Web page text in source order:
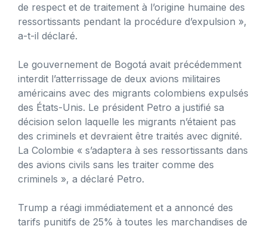
de respect et de traitement à l’origine humaine des
ressortissants pendant la procédure d’expulsion »,
a-t-il déclaré.
Le gouvernement de Bogotá avait précédemment
interdit l’atterrissage de deux avions militaires
américains avec des migrants colombiens expulsés
des États-Unis. Le président Petro a justifié sa
décision selon laquelle les migrants n’étaient pas
des criminels et devraient être traités avec dignité.
La Colombie « s’adaptera à ses ressortissants dans
des avions civils sans les traiter comme des
criminels », a déclaré Petro.
Trump a réagi immédiatement et a annoncé des
tarifs punitifs de 25% à toutes les marchandises de